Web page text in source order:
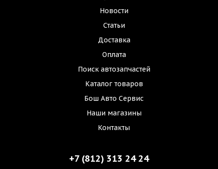
Новости
Статьи
Доставка
Оплата
Поиск автозапчастей
Каталог товаров
Бош Авто Сервис
Наши магазины
Контакты
+7 (812) 313 24 24